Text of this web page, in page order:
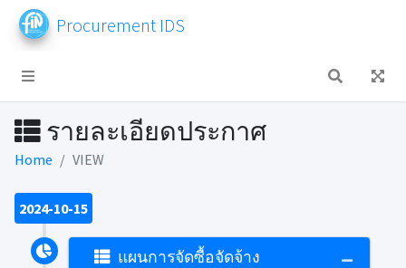
Procurement IDS
รายละเอียดประกาศ
Home VIEW
2024-10-15
แผนการจัดซื้อจัดจ้าง